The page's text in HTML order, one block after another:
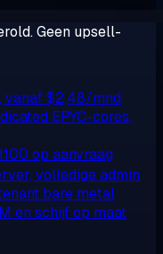
Geen upsell-
vanaf $2,48/mnd
EPYC-cores,
op aanvraag
volledige admin
bare metal
en schijf op maat